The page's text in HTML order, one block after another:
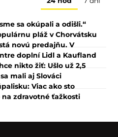
sa okúpali a odišli.“
pláž v Chorvátsku
novú predajňu. V
doplní Lidl a Kaufland
nikto žiť: Ušlo už 2,5
mali aj Slováci
Viac ako sto
zdravotné ťažkosti